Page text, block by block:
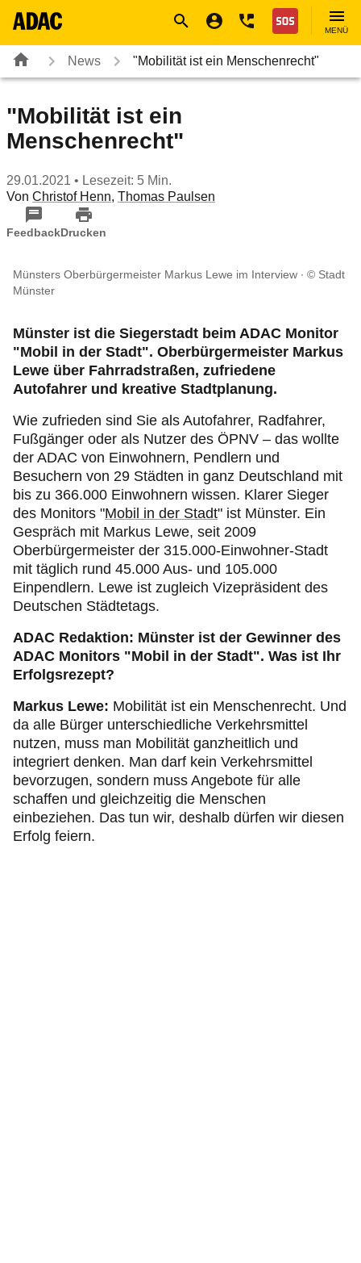
Nothilfe
MENÜ
News "Mobilität ist ein Menschenrecht"
"Mobilität ist ein
Menschenrecht"
29.01.2021 • Lesezeit: 5 Min.
Von Christof Henn, Thomas Paulsen
FeedbackDrucken
Münsters Oberbürgermeister Markus Lewe im Interview
© Stadt
Münster
Münster ist die Siegerstadt beim ADAC Monitor
"Mobil in der Stadt". Oberbürgermeister Markus
Lewe über Fahrradstraßen, zufriedene
Autofahrer und kreative Stadtplanung.
Wie zufrieden sind Sie als Autofahrer, Radfahrer,
Fußgänger oder als Nutzer des ÖPNV – das wollte
der ADAC von Einwohnern, Pendlern und
Besuchern von 29 Städten in ganz Deutschland mit
bis zu 366.000 Einwohnern wissen. Klarer Sieger
des Monitors "Mobil in der Stadt" ist Münster. Ein
Gespräch mit Markus Lewe, seit 2009
Oberbürgermeister der 315.000-Einwohner-Stadt
mit täglich rund 45.000 Aus- und 105.000
Einpendlern. Lewe ist zugleich Vizepräsident des
Deutschen Städtetags.
ADAC Redaktion: Münster ist der Gewinner des
ADAC Monitors "Mobil in der Stadt". Was ist Ihr
Erfolgsrezept?
Markus Lewe: Mobilität ist ein Menschenrecht. Und
da alle Bürger unterschiedliche Verkehrsmittel
nutzen, muss man Mobilität ganzheitlich und
integriert denken. Man darf kein Verkehrsmittel
bevorzugen, sondern muss Angebote für alle
schaffen und gleichzeitig die Menschen
einbeziehen. Das tun wir, deshalb dürfen wir diesen
Erfolg feiern.